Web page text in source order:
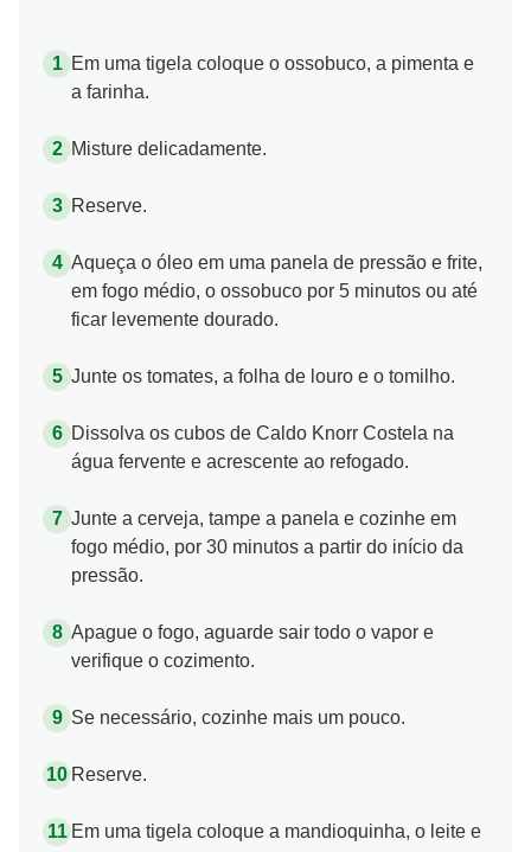
Em uma tigela coloque o ossobuco, a pimenta e
a farinha.
Misture delicadamente.
Reserve.
Aqueça o óleo em uma panela de pressão e frite,
em fogo médio, o ossobuco por 5 minutos ou até
ficar levemente dourado.
Junte os tomates, a folha de louro e o tomilho.
Dissolva os cubos de Caldo Knorr Costela na
água fervente e acrescente ao refogado.
Junte a cerveja, tampe a panela e cozinhe em
fogo médio, por 30 minutos a partir do início da
pressão.
Apague o fogo, aguarde sair todo o vapor e
verifique o cozimento.
Se necessário, cozinhe mais um pouco.
Reserve.
Em uma tigela coloque a mandioquinha, o leite e